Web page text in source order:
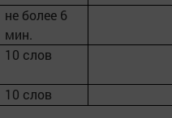
не более 6
мин.
10 слов
10 слов